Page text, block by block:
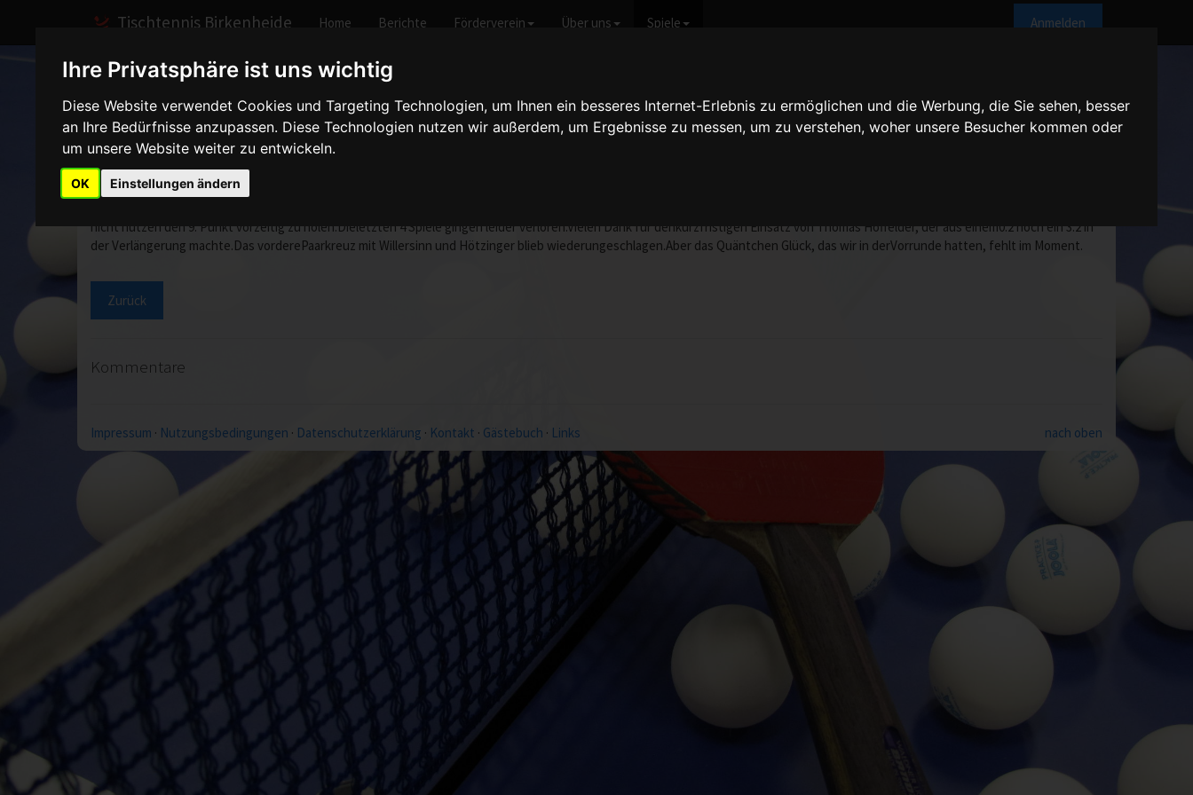
Ihre Privatsphäre ist uns wichtig
Diese Website verwendet Cookies und Targeting Technologien, um Ihnen ein besseres Internet-Erlebnis zu ermöglichen und die Werbung, die Sie sehen, besser
an Ihre Bedürfnisse anzupassen. Diese Technologien nutzen wir außerdem, um Ergebnisse zu messen, um zu verstehen, woher unsere Besucher kommen oder
um unsere Website weiter zu entwickeln.
OK Einstellungen ändern
Tischtennis Birkenheide Anmelden
Home Berichte Förderverein Über uns Spiele
Home Spiele 2007/2008 Herren III Spielbericht anzeigen
TTF Maxdorf 2 - Herren III - 8:8
nicht nutzen den 9. Punkt vorzeitig zu holen.Dieletzten 4 Spiele gingen leider verloren.Vielen Dank für denkurzfristigen Einsatz von Thomas Hoffelder, der aus einem0:2 noch ein 3:2 in
der Verlängerung machte.Das vorderePaarkreuz mit Willersinn und Hötzinger blieb wiederungeschlagen.Aber das Quäntchen Glück, das wir in derVorrunde hatten, fehlt im Moment.
Zurück
Kommentare
nach oben
Impressum · Nutzungsbedingungen · Datenschutzerklärung · Kontakt · Gästebuch · Links